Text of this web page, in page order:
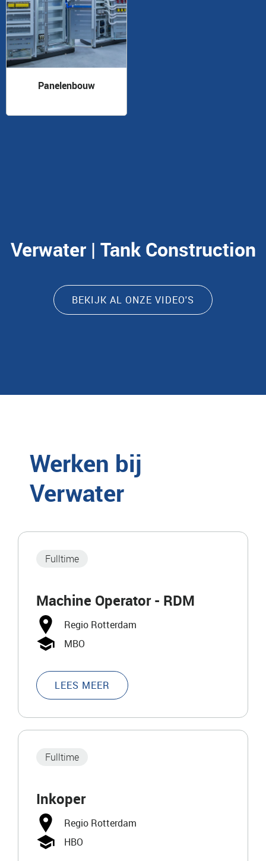
Panelenbouw
Verwater | Tank Construction
BEKIJK AL ONZE VIDEO'S
Werken bij
Verwater
Fulltime
Machine Operator - RDM
Regio Rotterdam
MBO
LEES MEER
Fulltime
Inkoper
Regio Rotterdam
HBO